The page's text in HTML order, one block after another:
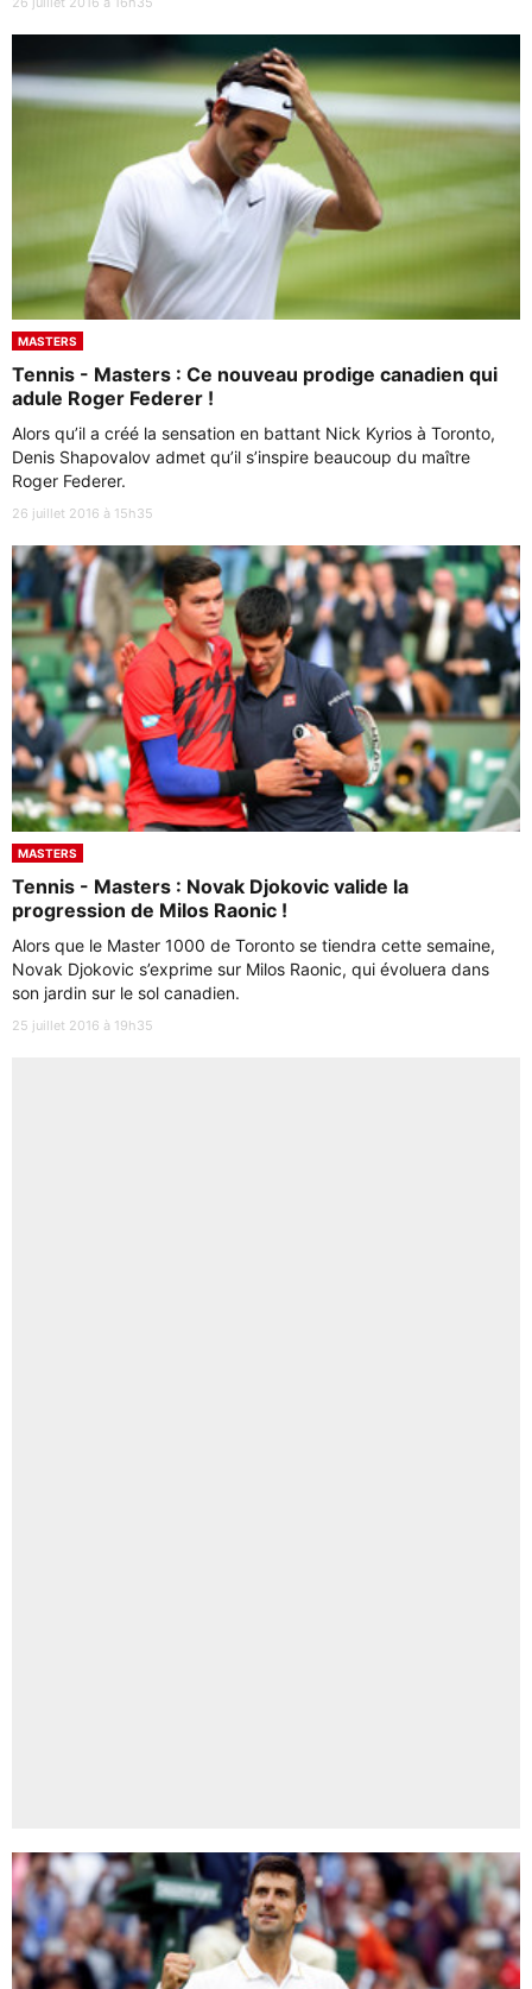
MASTERS
Tennis - Masters : Ce nouveau prodige canadien qui
adule Roger Federer !
Alors qu’il a créé la sensation en battant Nick Kyrios à Toronto,
Denis Shapovalov admet qu’il s’inspire beaucoup du maître
Roger Federer.
26 juillet 2016 à 15h35
MASTERS
Tennis - Masters : Novak Djokovic valide la
progression de Milos Raonic !
Alors que le Master 1000 de Toronto se tiendra cette semaine,
Novak Djokovic s’exprime sur Milos Raonic, qui évoluera dans
son jardin sur le sol canadien.
25 juillet 2016 à 19h35